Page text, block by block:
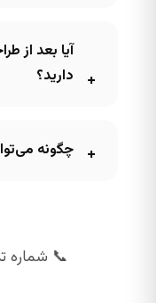
آیا بعد از
دارید؟
چگونه
📞 شماره